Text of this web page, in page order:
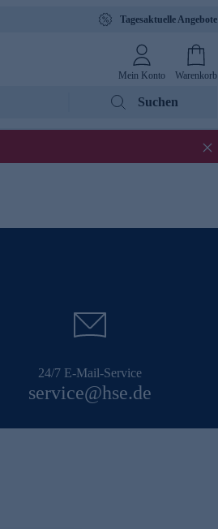
Tagesaktuelle Angebote
Mein Konto Warenkorb
Suchen
24/7 E-Mail-Service
service@hse.de